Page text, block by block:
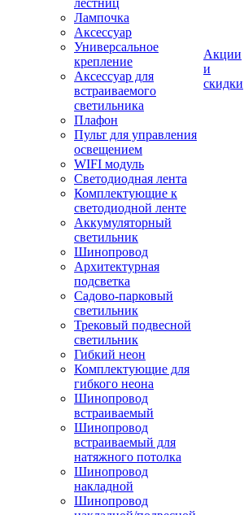
лестниц
Лампочка
Аксессуар
Универсальное
крепление
Аксессуар для
встраиваемого
светильника
Плафон
Пульт для управления
освещением
WIFI модуль
Светодиодная лента
Комплектующие к
светодиодной ленте
Аккумуляторный
светильник
Шинопровод
Архитектурная
подсветка
Садово-парковый
светильник
Трековый подвесной
светильник
Гибкий неон
Комплектующие для
гибкого неона
Шинопровод
встраиваемый
Шинопровод
встраиваемый для
натяжного потолка
Шинопровод
накладной
Шинопровод
Акции
и
скидки